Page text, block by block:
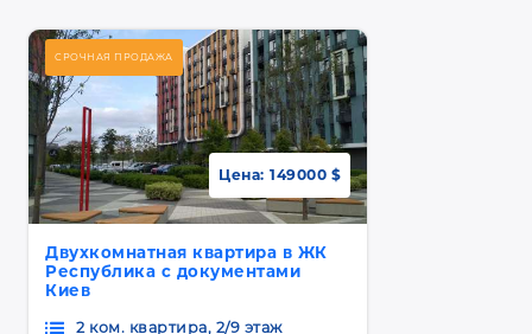
Цена: 149000 $
СРОЧНАЯ ПРОДАЖА
Двухкомнатная квартира в ЖК
Республика с документами
Киев
2 ком. квартира, 2/9 этаж